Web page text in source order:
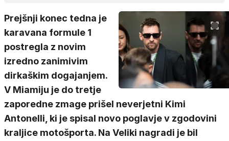
Prejšnji konec tedna je
karavana formule 1
postregla z novim
izredno zanimivim
dirkaškim dogajanjem.
V Miamiju je do tretje
zaporedne zmage prišel neverjetni Kimi
Antonelli, ki je spisal novo poglavje v zgodovini
kraljice motošporta. Na Veliki nagradi je bil